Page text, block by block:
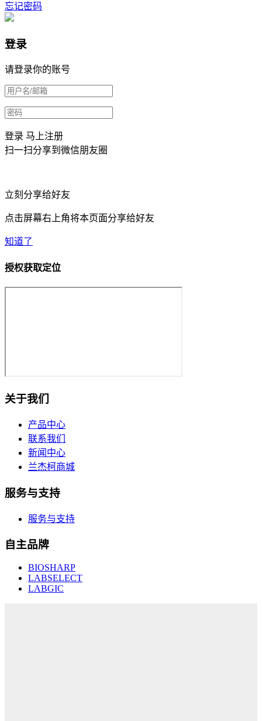
忘记密码
登录
请登录你的账号
登录 马上注册
扫一扫分享到微信朋友圈
立刻分享给好友
点击屏幕右上角将本页面分享给好友
知道了
授权获取定位
关于我们
产品中心
联系我们
新闻中心
兰杰柯商城
服务与支持
服务与支持
自主品牌
BIOSHARP
LABSELECT
LABGIC